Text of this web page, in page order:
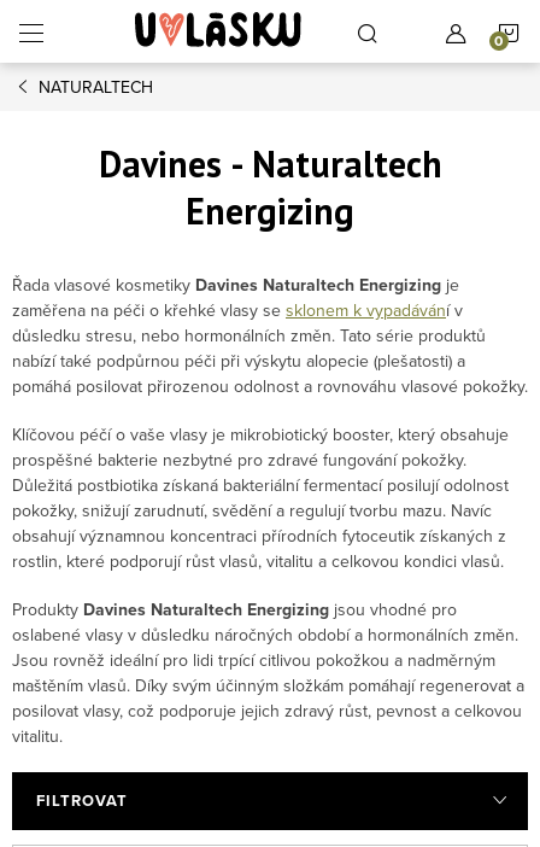
NATURALTECH
Davines - Naturaltech
Energizing
Řada vlasové kosmetiky Davines Naturaltech Energizing je
zaměřena na péči o křehké vlasy se sklonem k vypadávání v
důsledku stresu, nebo hormonálních změn. Tato série produktů
nabízí také podpůrnou péči při výskytu alopecie (plešatosti) a
pomáhá posilovat přirozenou odolnost a rovnováhu vlasové pokožky.
Klíčovou péčí o vaše vlasy je mikrobiotický booster, který obsahuje
prospěšné bakterie nezbytné pro zdravé fungování pokožky.
Důležitá postbiotika získaná bakteriální fermentací posilují odolnost
pokožky, snižují zarudnutí, svědění a regulují tvorbu mazu. Navíc
obsahují významnou koncentraci přírodních fytoceutik získaných z
rostlin, které podporují růst vlasů, vitalitu a celkovou kondici vlasů.
Produkty Davines Naturaltech Energizing jsou vhodné pro
oslabené vlasy v důsledku náročných období a hormonálních změn.
Jsou rovněž ideální pro lidi trpící citlivou pokožkou a nadměrným
maštěním vlasů. Díky svým účinným složkám pomáhají regenerovat a
posilovat vlasy, což podporuje jejich zdravý růst, pevnost a celkovou
vitalitu.
FILTROVAT